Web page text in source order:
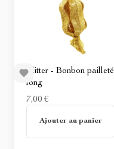
Glitter - Bonbon pailleté
long
7,00 €
Ajouter au panier